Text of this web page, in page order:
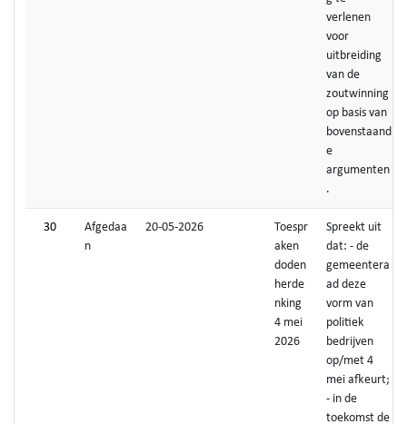
verlenen
voor
uitbreiding
van de
zoutwinning
op basis van
bovenstaand
e
argumenten
.
30
Afgedaa
n
20-05-2026
Toespr
aken
doden
herde
nking
4 mei
2026
Spreekt uit
dat: - de
gemeentera
ad deze
vorm van
politiek
bedrijven
op/met 4
mei afkeurt;
- in de
toekomst de